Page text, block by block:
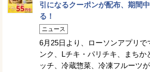
引になるクーポンが配布、期間
る！
ニュース
6月25日より、ローソンアプリで
ンク、Lチキ・パリチキ、まちか
ッチ、冷蔵惣菜、冷凍フルーツ